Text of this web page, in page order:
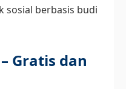
sosial berbasis budi
Gratis dan